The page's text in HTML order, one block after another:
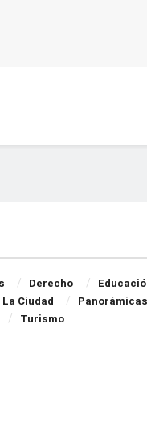
Derecho
La Ciudad Panorámicas
Turismo